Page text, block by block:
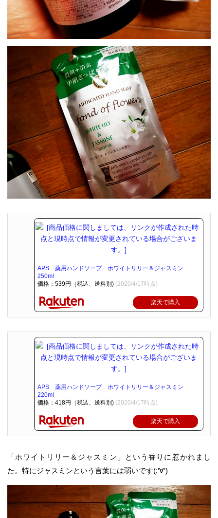
APS 薬用ハンドソープ ホワイトリリー＆ジャスミン
250ml
価格：539円（税込、送料別) (2020/4/17時点)
楽天で購入
APS 薬用ハンドソープ ホワイトリリー＆ジャスミン
220ml
価格：418円（税込、送料別) (2020/4/17時点)
楽天で購入
「ホワイトリリー＆ジャスミン」という香りに惹かれまし
た。特にジャスミンという言葉には弱いです(;’∀’)